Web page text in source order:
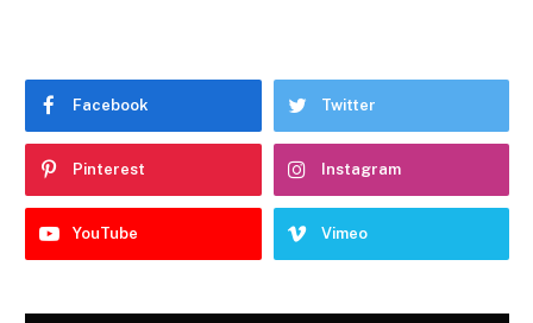
Facebook Twitter
Pinterest Instagram
YouTube Vimeo